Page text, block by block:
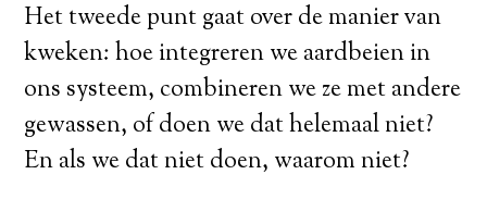
Het tweede punt gaat over de manier van
kweken: hoe integreren we aardbeien in
ons systeem, combineren we ze met andere
gewassen, of doen we dat helemaal niet?
En als we dat niet doen, waarom niet?